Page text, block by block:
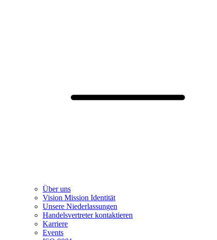
Über uns
Vision Mission Identität
Unsere Niederlassungen
Handelsvertreter kontaktieren
Karriere
Events